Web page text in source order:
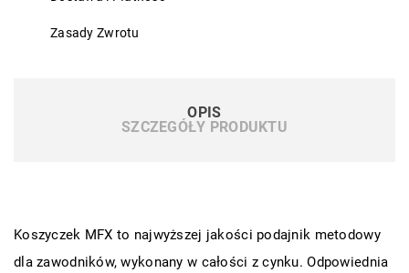
Zasady Zwrotu
OPIS
SZCZEGÓŁY PRODUKTU
Koszyczek MFX to najwyższej jakości podajnik metodowy
dla zawodników, wykonany w całości z cynku. Odpowiednia